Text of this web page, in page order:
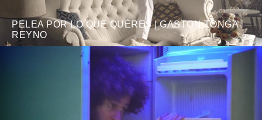
PELEA POR LO QUE QUÉRES | GASTON TONGA
REYNO